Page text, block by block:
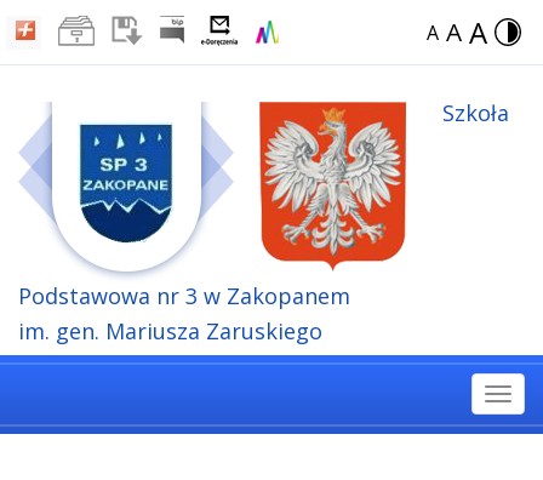
A A A
Szkoła
Podstawowa nr 3 w Zakopanem
im. gen. Mariusza Zaruskiego